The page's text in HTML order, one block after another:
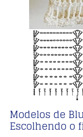
Modelos de
Escolhendo o